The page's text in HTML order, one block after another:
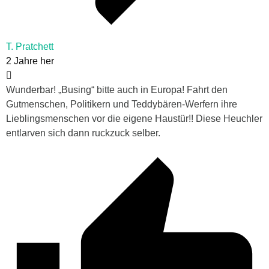
T. Pratchett
2 Jahre her
Wunderbar! „Busing“ bitte auch in Europa! Fahrt den
Gutmenschen, Politikern und Teddybären-Werfern ihre
Lieblingsmenschen vor die eigene Haustür!! Diese Heuchler
entlarven sich dann ruckzuck selber.